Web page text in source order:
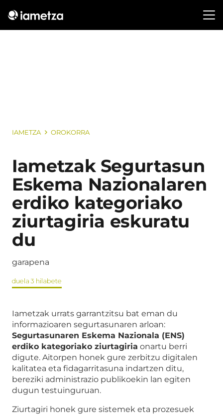
IAMETZA OROKORRA
Iametzak Segurtasun
Eskema Nazionalaren
erdiko kategoriako
ziurtagiria eskuratu
du
garapena
duela 3 hilabete
Iametzak urrats garrantzitsu bat eman du
informazioaren segurtasunaren arloan:
Segurtasunaren Eskema Nazionala (ENS)
erdiko kategoriako ziurtagiria onartu berri
digute. Aitorpen honek gure zerbitzu digitalen
kalitatea eta fidagarritasuna indartzen ditu,
bereziki administrazio publikoekin lan egiten
dugun testuinguruan.
Ziurtagiri honek gure sistemek eta prozesuek